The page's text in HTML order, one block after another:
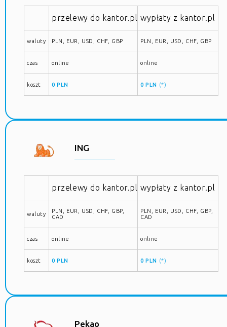
przelewy do kantor.pl wypłaty z kantor.pl
waluty PLN, EUR, USD, CHF, GBP PLN, EUR, USD, CHF, GBP
czas online online
koszt 0 PLN 0 PLN (*)
ING
przelewy do kantor.pl wypłaty z kantor.pl
waluty
PLN, EUR, USD, CHF, GBP,
CAD
PLN, EUR, USD, CHF, GBP,
CAD
czas online online
koszt 0 PLN 0 PLN (*)
Pekao